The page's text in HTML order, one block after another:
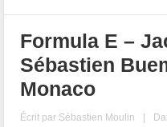
Formula E –
Sébastien
Monaco
Écrit par Sébastien Moulin |